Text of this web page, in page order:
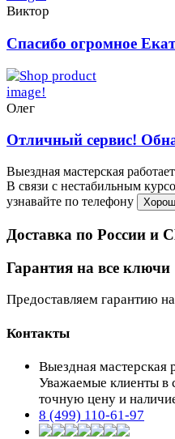
Виктор
Спасибо огромное
Олег
Отличный сервис!
Выездная мастерская
В связи с нестабильным
узнавайте по телефону
Доставка по России и
Гарантия на все ключи
Предоставляем гарантию
Контакты
Выездная мастерская
Уважаемые клиенты в
точную цену и
8 (499) 110-61-97